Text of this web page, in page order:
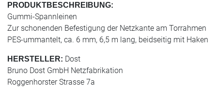
PRODUKTBESCHREIBUNG:
Gummi-Spannleinen
Zur schonenden Befestigung der Netzkante am Torrahmen
PES-ummantelt, ca. 6 mm, 6,5 m lang, beidseitig mit Haken
HERSTELLER: Dost
Bruno Dost GmbH Netzfabrikation
Roggenhorster Strasse 7a